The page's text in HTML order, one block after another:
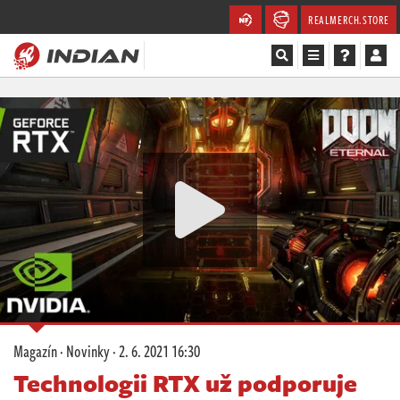
REALMERCH.STORE
Magazín
Recenze
Videa
Soutěže
Databáze
Komunita
Redakce
Magazín·Novinky·2. 6. 2021 16:30
Technologii RTX už podporuje